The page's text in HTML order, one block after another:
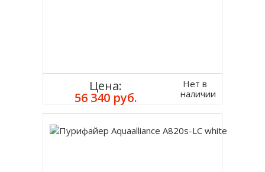
Цена:
56 340 руб.
Нет в
наличии